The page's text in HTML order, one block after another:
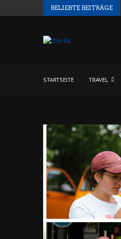
BELIEBTE BEITRÄGE
STARTSEITE TRAVEL